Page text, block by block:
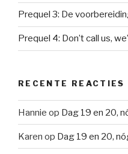
Prequel 3: De
Prequel 4: Don’t call us,
RECENTE REACTIES
Hannie op Dag 19 en 20,
Karen op Dag 19 en 20,